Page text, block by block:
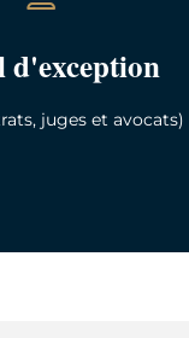
juges et